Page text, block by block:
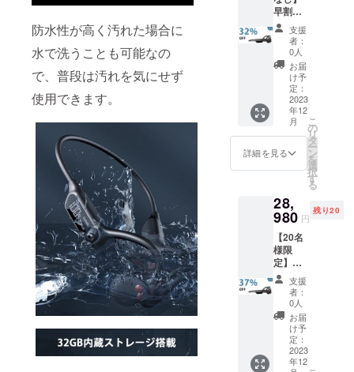
防水性が高く汚れた場合に
水で洗うことも可能なの
で、普段は汚れを気にせず
使用できます。
X10」
本体×2
充電
ケーブ
ル×2 日
本語取
扱説明
書×2 変
換アダ
プター
×2 調節
用ひも
早割
32％OF
F！
「QAE
X10」
×2 一般
販売予
定価
格：
30,720
円（税
込） ※
送料無
料（日
限定）
内容
物：
「QAE
X10」
本体×2
充電
ケーブ
ル×2 日
本語取
扱説明
書×2 変
換アダ
プター
支援
者：
0人
お届
け予
定：
2023
年12
月
詳細を見る
こ
の
リ
タ
ー
ン
を
選
択
す
る
28,
980 円
残り20
【20名
様限
定】超
早割
37％OF
「QAE
X10」
×3 一般
販売予
定価
支援
者：
0人
お届
け予
定：
2023
年12